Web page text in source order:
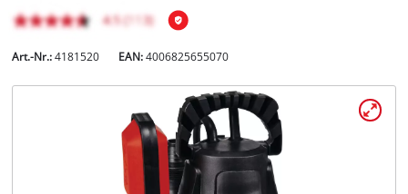
Art.-Nr.: 4181520 EAN:4006825655070